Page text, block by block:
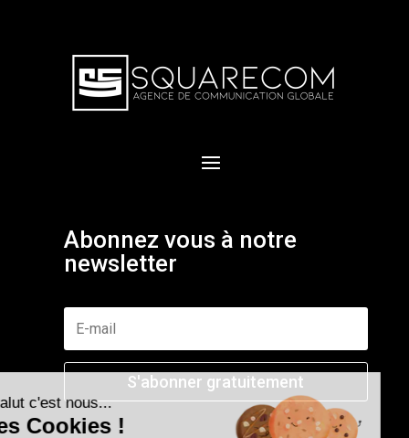
Abonnez vous à notre
newsletter
S'abonner gratuitement
Salut c'est nous...
les Cookies !